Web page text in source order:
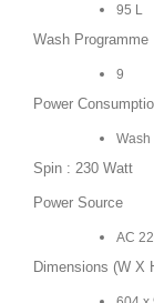
95 L
Wash Programme
9
Power
Wash
Spin : 230 Watt
Power Source
AC
Dimensions (W X